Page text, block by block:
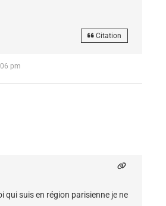
Citation
pm
qui suis en région parisienne je ne